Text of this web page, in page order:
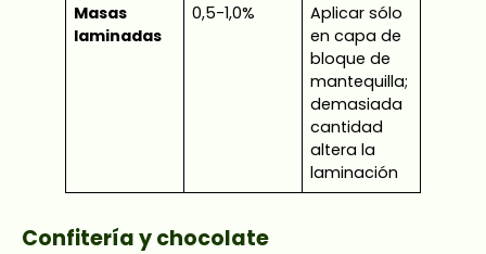
Masas
laminadas
0,5-1,0%
Aplicar sólo
en capa de
bloque de
mantequilla;
demasiada
cantidad
altera la
laminación
Confitería y chocolate